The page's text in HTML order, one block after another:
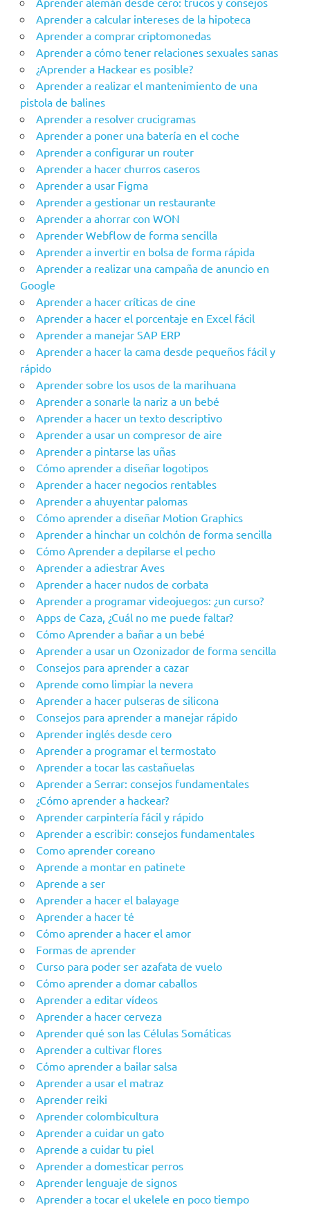
Aprender a calcular intereses de la hipoteca
Aprender a comprar criptomonedas
Aprender a cómo tener relaciones sexuales sanas
¿Aprender a Hackear es posible?
Aprender a realizar el mantenimiento de una
pistola de balines
Aprender a resolver crucigramas
Aprender a poner una batería en el coche
Aprender a configurar un router
Aprender a hacer churros caseros
Aprender a usar Figma
Aprender a gestionar un restaurante
Aprender a ahorrar con WON
Aprender Webflow de forma sencilla
Aprender a invertir en bolsa de forma rápida
Aprender a realizar una campaña de anuncio en
Google
Aprender a hacer críticas de cine
Aprender a hacer el porcentaje en Excel fácil
Aprender a manejar SAP ERP
Aprender a hacer la cama desde pequeños fácil y
rápido
Aprender sobre los usos de la marihuana
Aprender a sonarle la nariz a un bebé
Aprender a hacer un texto descriptivo
Aprender a usar un compresor de aire
Aprender a pintarse las uñas
Cómo aprender a diseñar logotipos
Aprender a hacer negocios rentables
Aprender a ahuyentar palomas
Cómo aprender a diseñar Motion Graphics
Aprender a hinchar un colchón de forma sencilla
Cómo Aprender a depilarse el pecho
Aprender a adiestrar Aves
Aprender a hacer nudos de corbata
Aprender a programar videojuegos: ¿un curso?
Apps de Caza, ¿Cuál no me puede faltar?
Cómo Aprender a bañar a un bebé
Aprender a usar un Ozonizador de forma sencilla
Consejos para aprender a cazar
Aprende como limpiar la nevera
Aprender a hacer pulseras de silicona
Consejos para aprender a manejar rápido
Aprender inglés desde cero
Aprender a programar el termostato
Aprender a tocar las castañuelas
Aprender a Serrar: consejos fundamentales
¿Cómo aprender a hackear?
Aprender carpintería fácil y rápido
Aprender a escribir: consejos fundamentales
Como aprender coreano
Aprende a montar en patinete
Aprende a ser
Aprender a hacer el balayage
Aprender a hacer té
Cómo aprender a hacer el amor
Formas de aprender
Curso para poder ser azafata de vuelo
Cómo aprender a domar caballos
Aprender a editar vídeos
Aprender a hacer cerveza
Aprender qué son las Células Somáticas
Aprender a cultivar flores
Cómo aprender a bailar salsa
Aprender a usar el matraz
Aprender reiki
Aprender colombicultura
Aprender a cuidar un gato
Aprende a cuidar tu piel
Aprender a domesticar perros
Aprender lenguaje de signos
Aprender a tocar el ukelele en poco tiempo